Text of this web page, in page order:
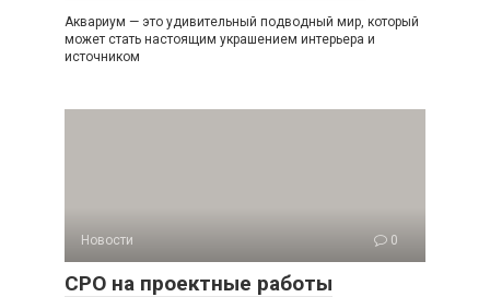
Аквариум — это удивительный подводный мир, который
может стать настоящим украшением интерьера и
источником
Новости 0
СРО на проектные работы